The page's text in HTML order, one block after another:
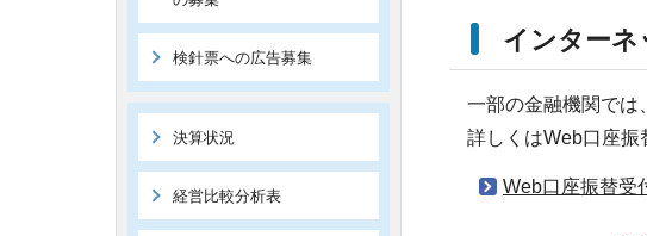
インターネ
一部の金融機関では
詳しくはWeb口座振
Web口座振替受
検針票への広告募集
決算状況
経営比較分析表